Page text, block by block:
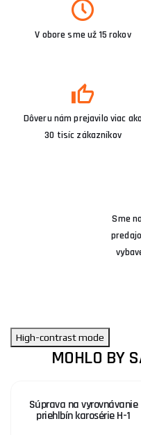
V obore sme už 15 rokov
Dôveru nám prejavilo viac ako
30 tisíc zákazníkov
Sme
High-contrast mode
MOHLO BY
Súprava na vyrovnávanie
priehlbín karosérie H-1